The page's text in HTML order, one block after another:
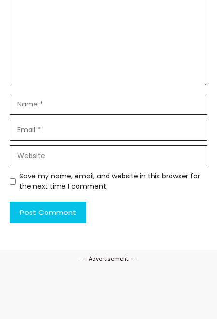
Save my name, email, and website in this browser for
the next time I comment.
---Advertisement---